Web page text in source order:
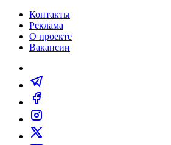
Контакты
Реклама
О проекте
Вакансии